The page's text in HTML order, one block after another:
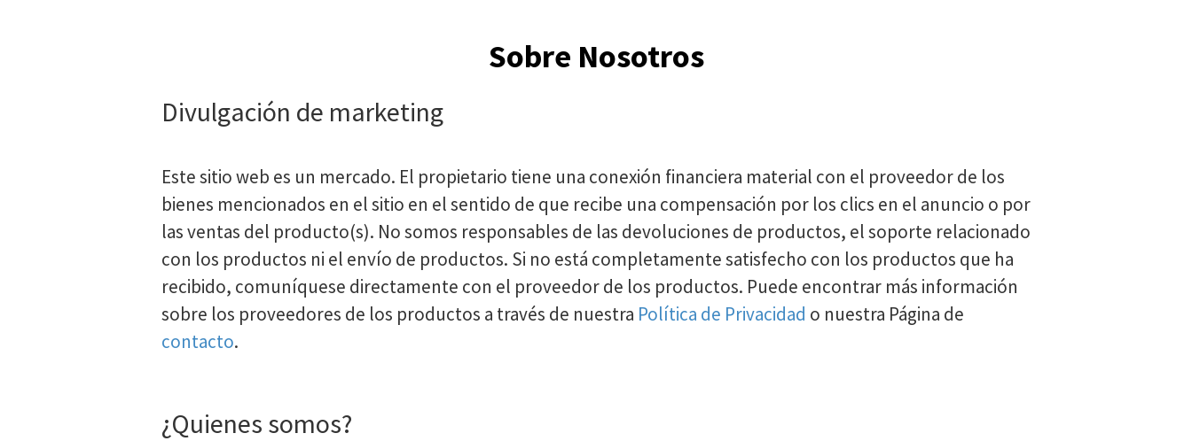
Sobre Nosotros
Divulgación de marketing
Este sitio web es un mercado. El propietario tiene una conexión financiera material con el proveedor de los
bienes mencionados en el sitio en el sentido de que recibe una compensación por los clics en el anuncio o por
las ventas del producto(s). No somos responsables de las devoluciones de productos, el soporte relacionado
con los productos ni el envío de productos. Si no está completamente satisfecho con los productos que ha
recibido, comuníquese directamente con el proveedor de los productos. Puede encontrar más información
sobre los proveedores de los productos a través de nuestra Política de Privacidad o nuestra Página de
contacto.
¿Quienes somos?